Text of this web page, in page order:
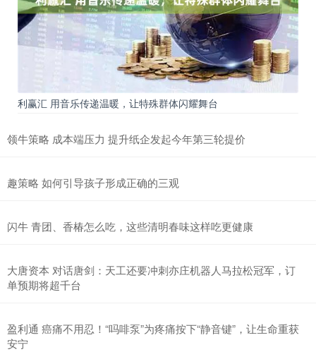
利赢汇 用音乐传递温暖，让特殊群体闪耀舞台
领牛策略 成本端压力 提升纸企发起今年第三轮提价
趣策略 如何引导孩子形成正确的三观
闪牛 青团、香椿怎么吃，这些清明春味这样吃更健康
大唐资本 对话唐剑：天工还要冲刺亦庄机器人马拉松冠军，订
单预期将超千台
盈利通 癌痛不用忍！“吗啡泵”为疼痛按下“静音键”，让生命重获
安宁